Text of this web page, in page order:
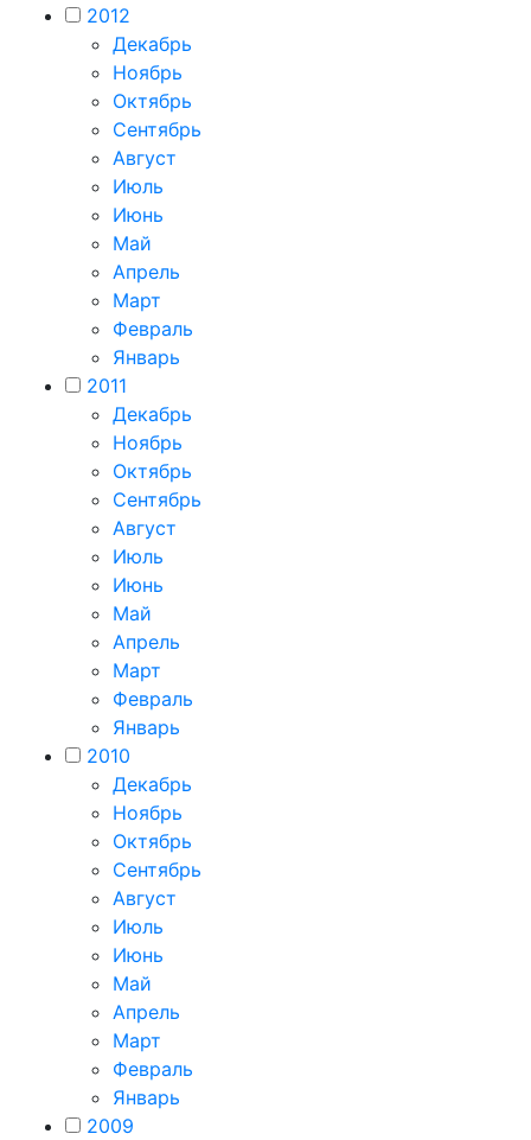
2012
Декабрь
Ноябрь
Октябрь
Сентябрь
Август
Июль
Июнь
Май
Апрель
Март
Февраль
Январь
2011
Декабрь
Ноябрь
Октябрь
Сентябрь
Август
Июль
Июнь
Май
Апрель
Март
Февраль
Январь
2010
Декабрь
Ноябрь
Октябрь
Сентябрь
Август
Июль
Июнь
Май
Апрель
Март
Февраль
Январь
2009